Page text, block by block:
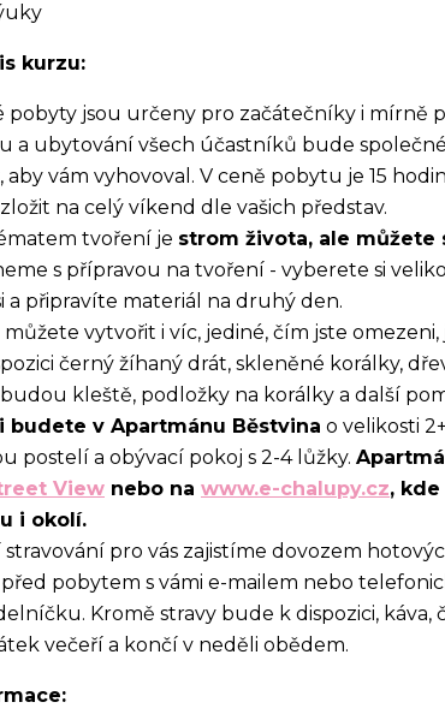
kurzu:
pobyty jsou určeny pro začátečníky i mírně
a ubytování všech účastníků bude
aby vám vyhovoval. V ceně pobytu je 15
na celý víkend dle vašich představ.
tvoření je strom života, ale
s přípravou na tvoření - vyberete si
a připravíte materiál na druhý den.
vytvořit i víc, jediné, čím jste omezeni,
černý žíhaný drát, skleněné korálky,
kleště, podložky na korálky a další
budete v Apartmánu Běstvina o velikosti
postelí a obývací pokoj s 2-4 lůžky.
View nebo na www.e-chalupy.cz,
i okolí.
pro vás zajistíme dovozem
pobytem s vámi e-mailem nebo
Kromě stravy bude k dispozici, káva,
večeří a končí v neděli obědem.